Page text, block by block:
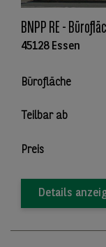
BNPP RE -
45128 Essen
Bürofläche
Teilbar ab
Preis
Details